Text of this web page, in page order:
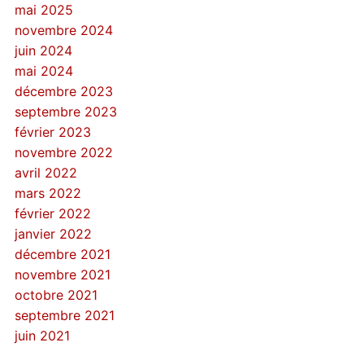
mai 2025
novembre 2024
juin 2024
mai 2024
décembre 2023
septembre 2023
février 2023
novembre 2022
avril 2022
mars 2022
février 2022
janvier 2022
décembre 2021
novembre 2021
octobre 2021
septembre 2021
juin 2021